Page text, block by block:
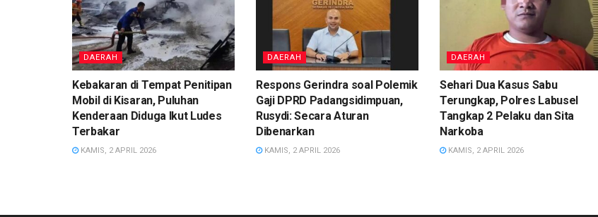
DAERAH
Kebakaran di Tempat Penitipan
Mobil di Kisaran, Puluhan
Kenderaan Diduga Ikut Ludes
Terbakar
KAMIS, 2 APRIL 2026
DAERAH
Respons Gerindra soal Polemik
Gaji DPRD Padangsidimpuan,
Rusydi: Secara Aturan
Dibenarkan
KAMIS, 2 APRIL 2026
DAERAH
Sehari Dua Kasus Sabu
Terungkap, Polres Labusel
Tangkap 2 Pelaku dan Sita
Narkoba
KAMIS, 2 APRIL 2026